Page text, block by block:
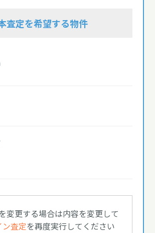
査定を希望する物件
変更する場合は内容を変更して
査定を再度実行してください